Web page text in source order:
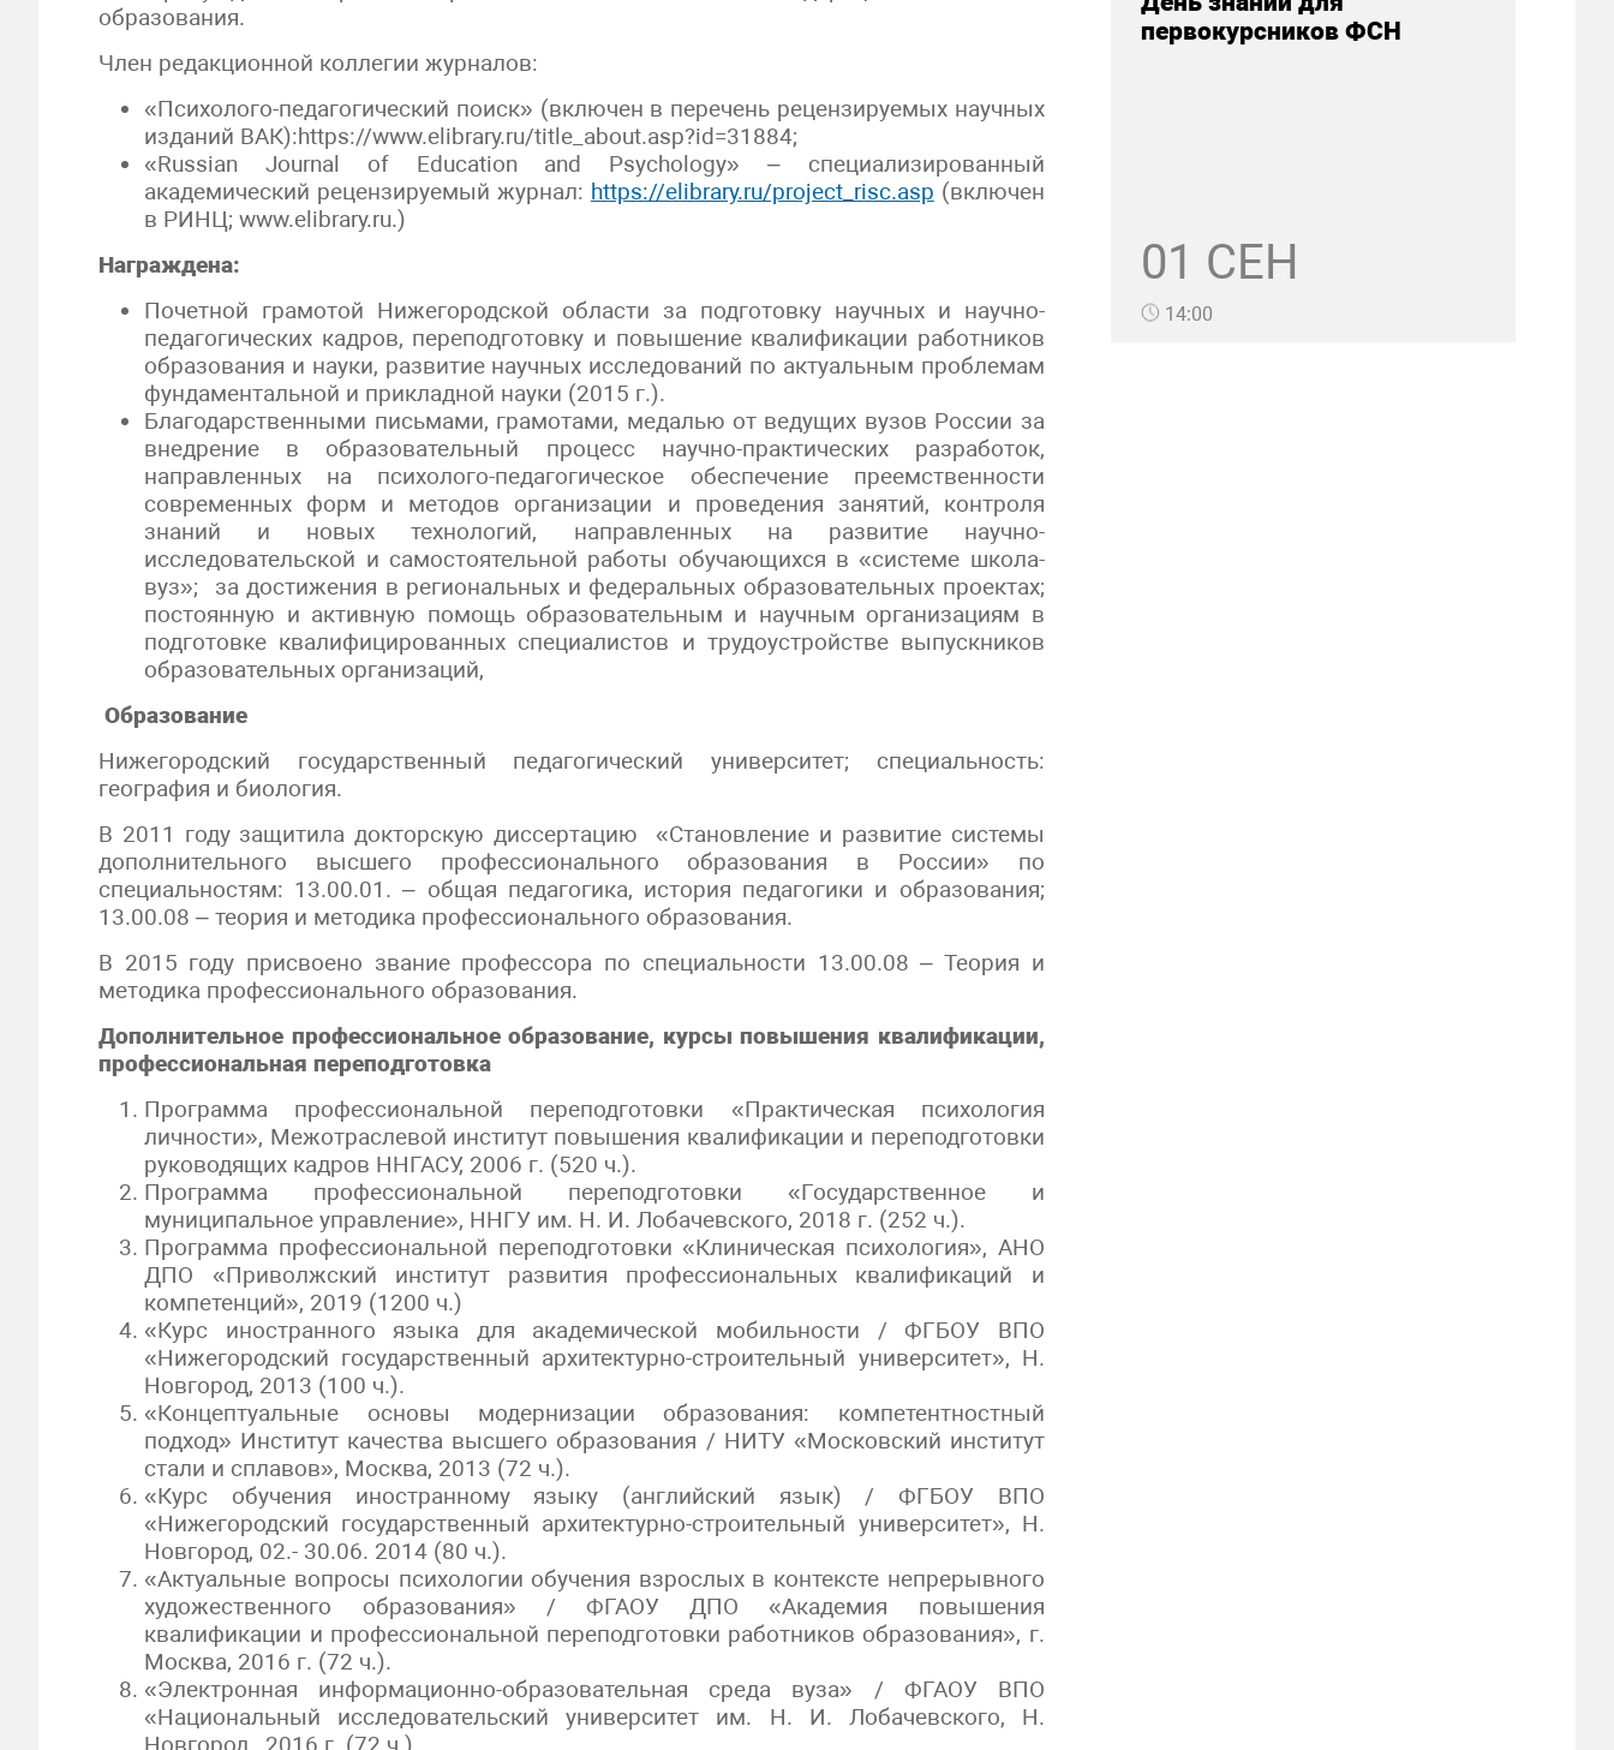
образования.
Член редакционной коллегии журналов:
«Психолого-педагогический поиск» (включен в перечень рецензируемых научных
изданий ВАК):https://www.elibrary.ru/title_about.asp?id=31884;
«Russian Journal of Education and Psychology» – специализированный
академический рецензируемый журнал: https://elibrary.ru/project_risc.asp (включен
в РИНЦ; www.elibrary.ru.)
Награждена:
Почетной грамотой Нижегородской области за подготовку научных и научно-
педагогических кадров, переподготовку и повышение квалификации работников
образования и науки, развитие научных исследований по актуальным проблемам
фундаментальной и прикладной науки (2015 г.).
Благодарственными письмами, грамотами, медалью от ведущих вузов России за
внедрение в образовательный процесс научно-практических разработок,
направленных на психолого-педагогическое обеспечение преемственности
современных форм и методов организации и проведения занятий, контроля
знаний и новых технологий, направленных на развитие научно-
исследовательской и самостоятельной работы обучающихся в «системе школа-
вуз»; за достижения в региональных и федеральных образовательных проектах;
постоянную и активную помощь образовательным и научным организациям в
подготовке квалифицированных специалистов и трудоустройстве выпускников
образовательных организаций,
Образование
Нижегородский государственный педагогический университет; специальность:
география и биология.
В 2011 году защитила докторскую диссертацию «Становление и развитие системы
дополнительного высшего профессионального образования в России» по
специальностям: 13.00.01. – общая педагогика, история педагогики и образования;
13.00.08 – теория и методика профессионального образования.
В 2015 году присвоено звание профессора по специальности 13.00.08 – Теория и
методика профессионального образования.
Дополнительное профессиональное образование, курсы повышения квалификации,
профессиональная переподготовка
Программа профессиональной переподготовки «Практическая психология
личности», Межотраслевой институт повышения квалификации и переподготовки
руководящих кадров ННГАСУ, 2006 г. (520 ч.).
Программа профессиональной переподготовки «Государственное и
муниципальное управление», ННГУ им. Н. И. Лобачевского, 2018 г. (252 ч.).
Программа профессиональной переподготовки «Клиническая психология», АНО
ДПО «Приволжский институт развития профессиональных квалификаций и
компетенций», 2019 (1200 ч.)
«Курс иностранного языка для академической мобильности / ФГБОУ ВПО
«Нижегородский государственный архитектурно-строительный университет», Н.
Новгород, 2013 (100 ч.).
«Концептуальные основы модернизации образования: компетентностный
подход» Институт качества высшего образования / НИТУ «Московский институт
стали и сплавов», Москва, 2013 (72 ч.).
«Курс обучения иностранному языку (английский язык) / ФГБОУ ВПО
«Нижегородский государственный архитектурно-строительный университет», Н.
Новгород, 02.- 30.06. 2014 (80 ч.).
«Актуальные вопросы психологии обучения взрослых в контексте непрерывного
художественного образования» / ФГАОУ ДПО «Академия повышения
квалификации и профессиональной переподготовки работников образования», г.
Москва, 2016 г. (72 ч.).
«Электронная информационно-образовательная среда вуза» / ФГАОУ ВПО
«Национальный исследовательский университет им. Н. И. Лобачевского, Н.
первокурсников ФСН
01 СЕН
14:00